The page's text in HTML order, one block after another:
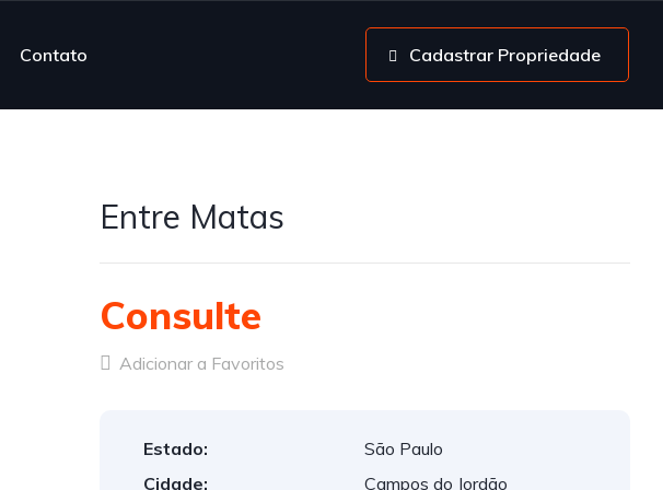
Contato Cadastrar Propriedade
Entre Matas
Consulte
Adicionar a Favoritos
Estado:
São Paulo
Cidade:
Campos do Jordão